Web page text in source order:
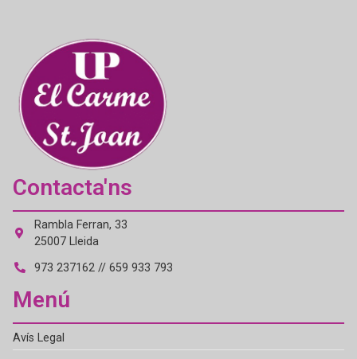
Contacta'ns
Rambla Ferran, 33
25007 Lleida
973 237162 // 659 933 793
Menú
Avís Legal